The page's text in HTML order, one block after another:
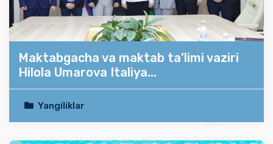
Maktabgacha va maktab ta’limi vaziri
Hilola Umarova Italiya...
Yangiliklar